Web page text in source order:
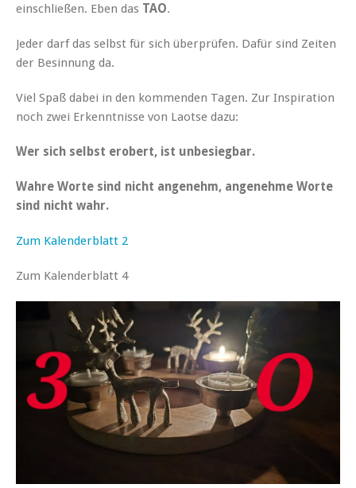
einschließen. Eben das TAO.
Jeder darf das selbst für sich überprüfen. Dafür sind Zeiten
der Besinnung da.
Viel Spaß dabei in den kommenden Tagen. Zur Inspiration
noch zwei Erkenntnisse von Laotse dazu:
Wer sich selbst erobert, ist unbesiegbar.
Wahre Worte sind nicht angenehm, angenehme Worte
sind nicht wahr.
Zum Kalenderblatt 2
Zum Kalenderblatt 4